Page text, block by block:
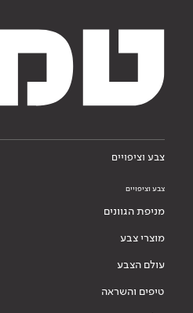
צבע וציפויים
צבע וציפויים
מניפת הגוונים
מוצרי צבע
עולם הצבע
טיפים והשראה